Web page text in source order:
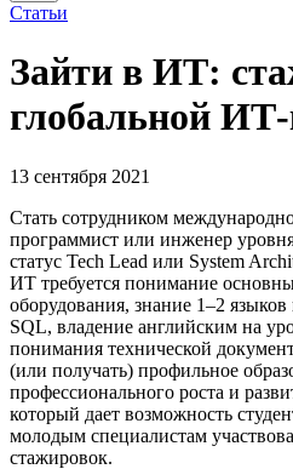
Статьи
Зайти в ИТ:
глобальной
13 сентября 2021
Стать сотрудником
программист или инженер
статус Tech Lead или System
ИТ требуется понимание
оборудования, знание 1–2
SQL, владение английским на
понимания технической
(или получать) профильное
профессионального роста и
который дает возможность
молодым специалистам
стажировок.